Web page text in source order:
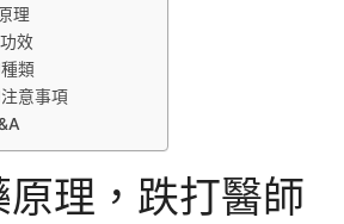
理
效
類
意事項
理，跌打醫師